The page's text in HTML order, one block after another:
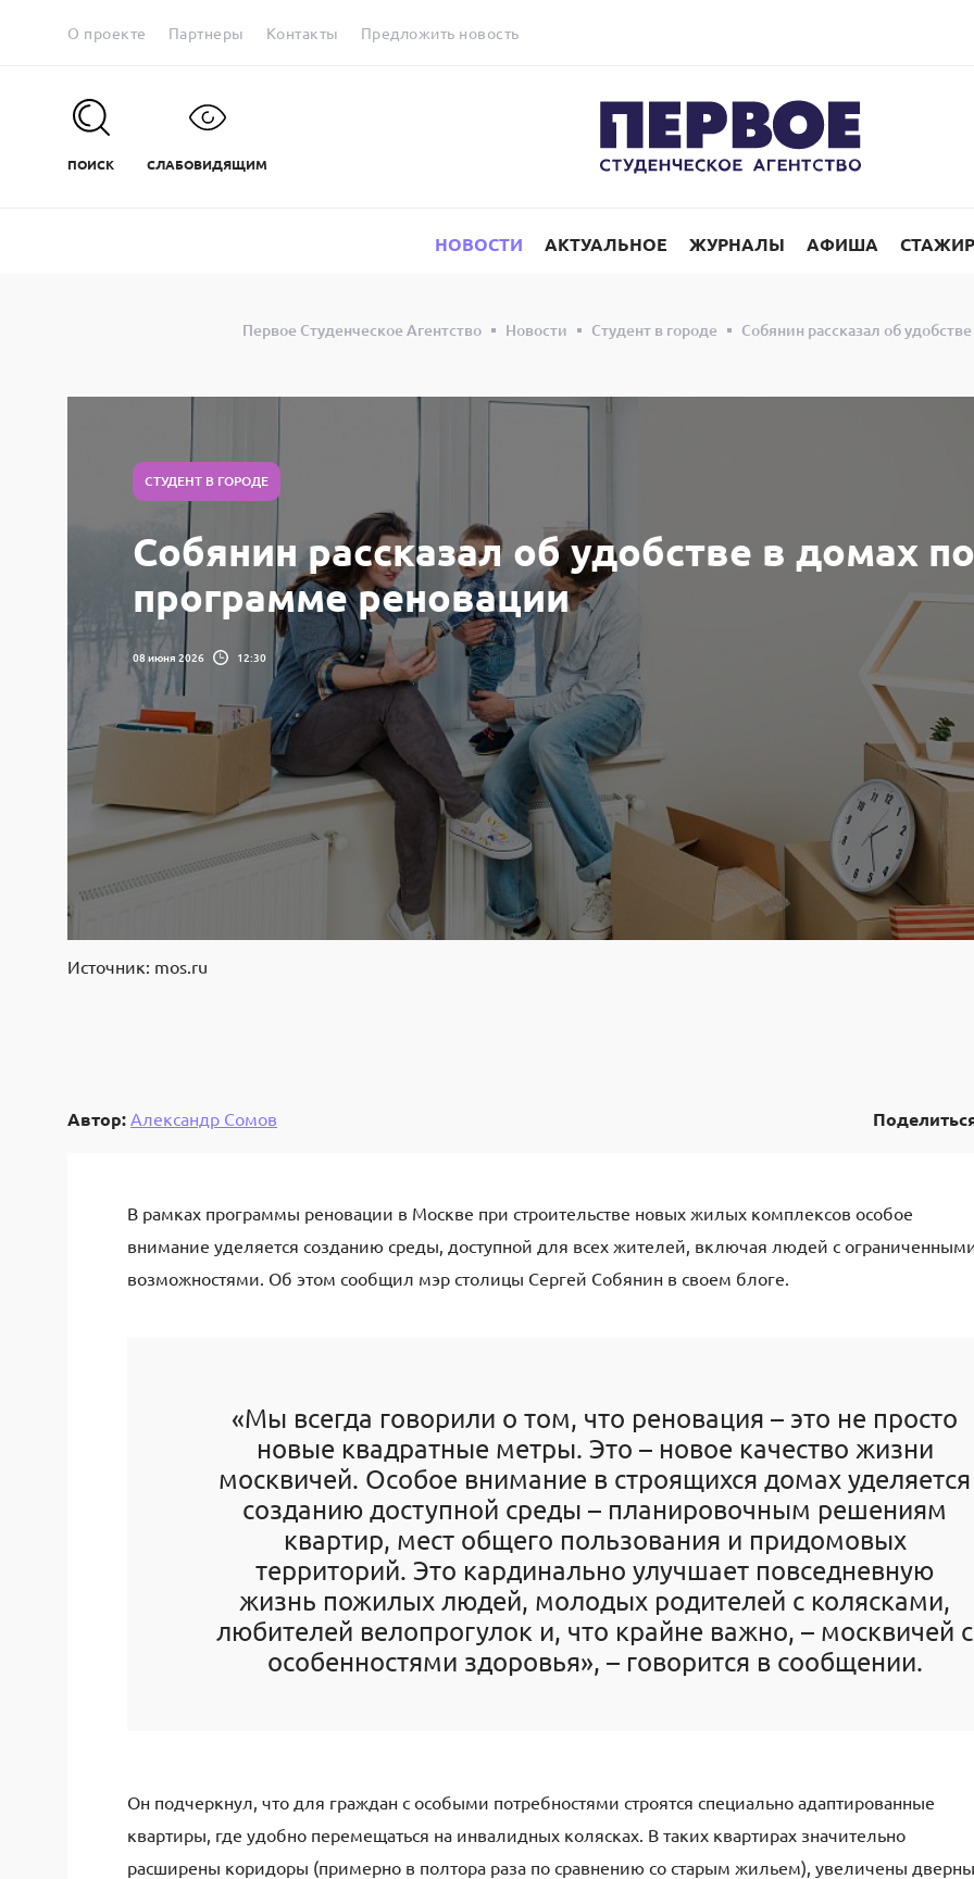
О проекте Партнеры Контакты Предложить новость
ПОИСК СЛАБОВИДЯЩИМ
НОВОСТИ АКТУАЛЬНОЕ ЖУРНАЛЫ АФИША
Первое Студенческое Агентство Новости Студент в городе Собянин рассказал об
СТУДЕНТ В ГОРОДЕ
Собянин рассказал об удобстве в домах по
программе реновации
08 июня 2026 12:30
Источник: mos.ru
Автор: Александр Сомов
В рамках программы реновации в Москве при строительстве новых жилых комплексов особое
внимание уделяется созданию среды, доступной для всех жителей, включая людей с
возможностями. Об этом сообщил мэр столицы Сергей Собянин в своем блоге.
«Мы всегда говорили о том, что реновация – это не просто
новые квадратные метры. Это – новое качество жизни
москвичей. Особое внимание в строящихся домах уделяется
созданию доступной среды – планировочным решениям
квартир, мест общего пользования и придомовых
территорий. Это кардинально улучшает повседневную
жизнь пожилых людей, молодых родителей с колясками,
любителей велопрогулок и, что крайне важно, – москвичей с
особенностями здоровья», – говорится в сообщении.
Он подчеркнул, что для граждан с особыми потребностями строятся специально адаптированные
квартиры, где удобно перемещаться на инвалидных колясках. В таких квартирах значительно
расширены коридоры (примерно в полтора раза по сравнению со старым жильем), увеличены